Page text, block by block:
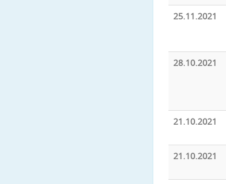
25.11.2021
28.10.2021
21.10.2021
21.10.2021